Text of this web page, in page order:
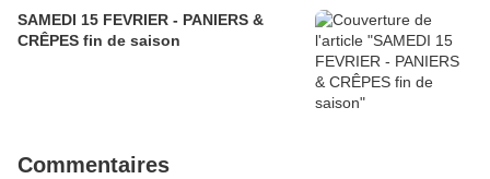
SAMEDI 15 FEVRIER - PANIERS &
CRÊPES fin de saison
Commentaires